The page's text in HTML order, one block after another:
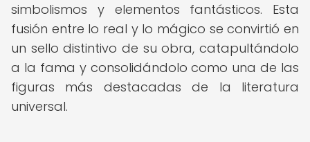
simbolismos y elementos fantásticos. Esta
fusión entre lo real y lo mágico se convirtió en
un sello distintivo de su obra, catapultándolo
a la fama y consolidándolo como una de las
figuras más destacadas de la literatura
universal.